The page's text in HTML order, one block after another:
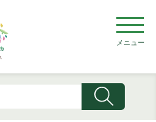
メニュー